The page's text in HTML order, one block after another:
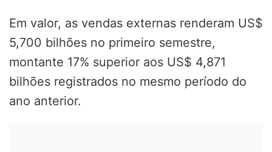
Em valor, as vendas externas renderam US$
5,700 bilhões no primeiro semestre,
montante 17% superior aos US$ 4,871
bilhões registrados no mesmo período do
ano anterior.